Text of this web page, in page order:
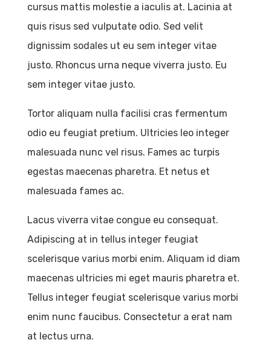
cursus mattis molestie a iaculis at. Lacinia at
quis risus sed vulputate odio. Sed velit
dignissim sodales ut eu sem integer vitae
justo. Rhoncus urna neque viverra justo. Eu
sem integer vitae justo.
Tortor aliquam nulla facilisi cras fermentum
odio eu feugiat pretium. Ultricies leo integer
malesuada nunc vel risus. Fames ac turpis
egestas maecenas pharetra. Et netus et
malesuada fames ac.
Lacus viverra vitae congue eu consequat.
Adipiscing at in tellus integer feugiat
scelerisque varius morbi enim. Aliquam id diam
maecenas ultricies mi eget mauris pharetra et.
Tellus integer feugiat scelerisque varius morbi
enim nunc faucibus. Consectetur a erat nam
at lectus urna.